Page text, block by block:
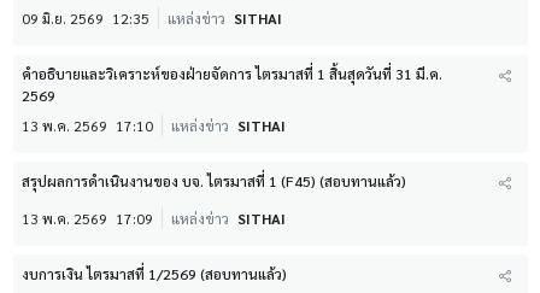
09 มิ.ย. 2569 12:35 แหล่งข่าว SITHAI
คำอธิบายและวิเคราะห์ของฝ่ายจัดการ ไตรมาสที่ 1 สิ้นสุดวันที่ 31 มี.ค.
2569
13 พ.ค. 2569 17:10 แหล่งข่าว SITHAI
สรุปผลการดำเนินงานของ บจ. ไตรมาสที่ 1 (F45) (สอบทานแล้ว)
13 พ.ค. 2569 17:09 แหล่งข่าว SITHAI
งบการเงิน ไตรมาสที่ 1/2569 (สอบทานแล้ว)